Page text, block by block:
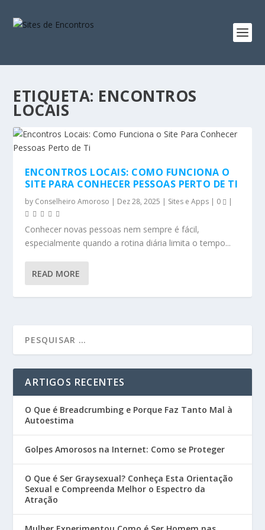
ETIQUETA: ENCONTROS
LOCAIS
ENCONTROS LOCAIS: COMO FUNCIONA O
SITE PARA CONHECER PESSOAS PERTO DE TI
by Conselheiro Amoroso | Dez 28, 2025 | Sites e Apps | 0 |
Conhecer novas pessoas nem sempre é fácil,
especialmente quando a rotina diária limita o tempo...
READ MORE
ARTIGOS RECENTES
O Que é Breadcrumbing e Porque Faz Tanto Mal à
Autoestima
Golpes Amorosos na Internet: Como se Proteger
O Que é Ser Graysexual? Conheça Esta Orientação
Sexual e Compreenda Melhor o Espectro da
Atração